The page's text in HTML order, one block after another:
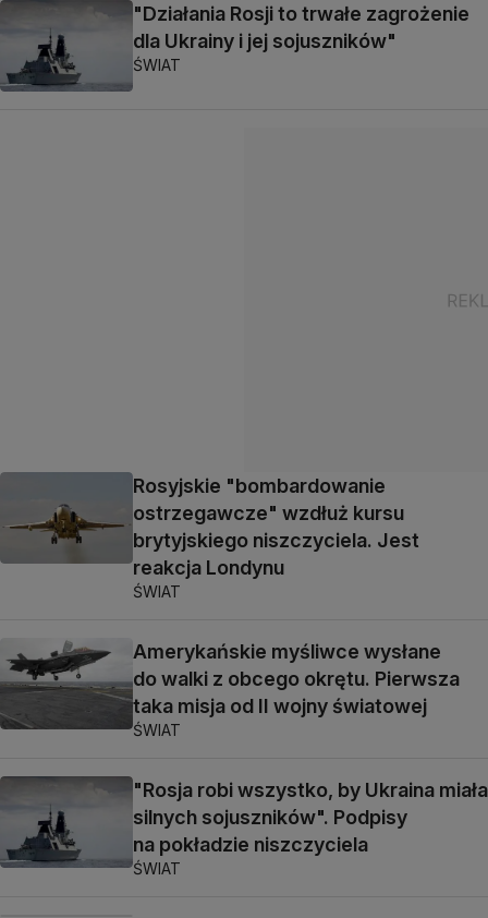
"Działania Rosji to trwałe zagrożenie
dla Ukrainy i jej sojuszników"
ŚWIAT
Rosyjskie "bombardowanie
ostrzegawcze" wzdłuż kursu
brytyjskiego niszczyciela. Jest
reakcja Londynu
ŚWIAT
Amerykańskie myśliwce wysłane
do walki z obcego okrętu. Pierwsza
taka misja od II wojny światowej
ŚWIAT
"Rosja robi wszystko, by Ukraina miała
silnych sojuszników". Podpisy
na pokładzie niszczyciela
ŚWIAT